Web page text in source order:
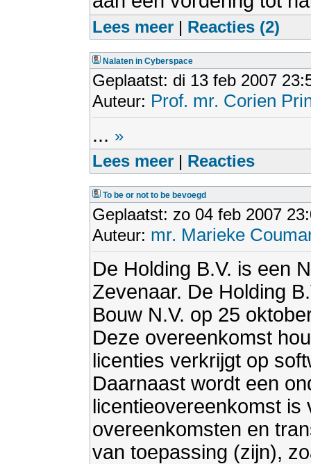
Lees meer | Reacties (2)
Nalaten in Cyberspace
Geplaatst: di 13 feb 2007
Auteur: Prof. mr. Corien
... »
Lees meer | Reacties
To be or not to be bevoegd
Geplaatst: zo 04 feb 2007
Auteur: mr. Marieke
De Holding B.V. is een
Zevenaar. De Holding
Bouw N.V. op 25
Deze overeenkomst
licenties verkrijgt op
Daarnaast wordt een
licentieovereenkomst is
overeenkomsten en
van toepassing (zijn),